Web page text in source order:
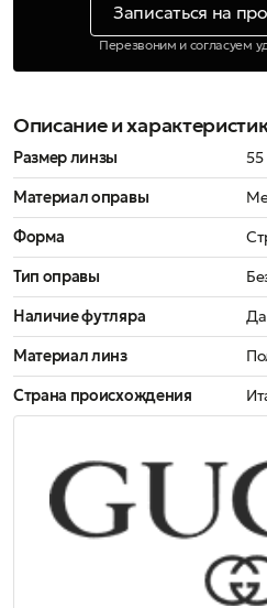
Записаться на
Перезвоним и согласуем
Описание и
Размер линзы
55
Материал оправы
Форма
Тип оправы
Наличие футляра
Да
Материал линз
Страна происхождения